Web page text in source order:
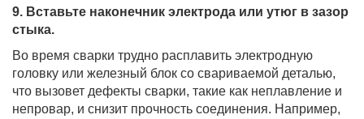
9. Вставьте наконечник электрода или утюг в зазор
стыка.
Во время сварки трудно расплавить электродную
головку или железный блок со свариваемой деталью,
что вызовет дефекты сварки, такие как неплавление и
непровар, и снизит прочность соединения. Например,